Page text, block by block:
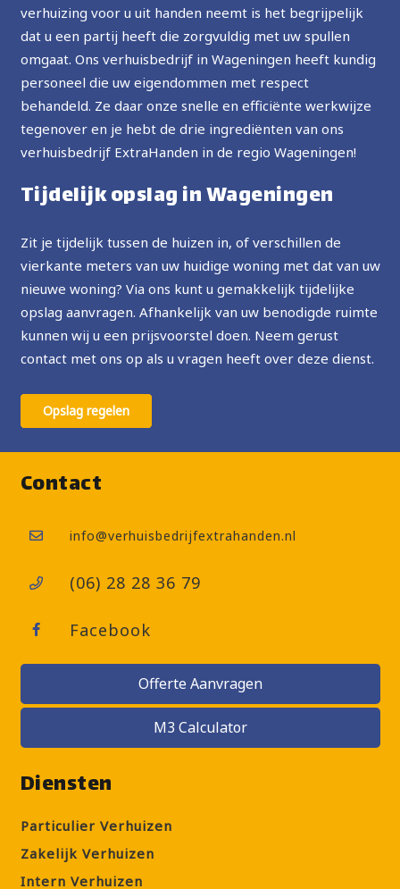
verhuizing voor u uit handen neemt is het begrijpelijk
dat u een partij heeft die zorgvuldig met uw spullen
omgaat. Ons verhuisbedrijf in Wageningen heeft kundig
personeel die uw eigendommen met respect
behandeld. Ze daar onze snelle en efficiënte werkwijze
tegenover en je hebt de drie ingrediënten van ons
verhuisbedrijf ExtraHanden in de regio Wageningen!
Tijdelijk opslag in Wageningen
Zit je tijdelijk tussen de huizen in, of verschillen de
vierkante meters van uw huidige woning met dat van uw
nieuwe woning? Via ons kunt u gemakkelijk tijdelijke
opslag aanvragen. Afhankelijk van uw benodigde ruimte
kunnen wij u een prijsvoorstel doen. Neem gerust
contact met ons op als u vragen heeft over deze dienst.
Opslag regelen
Contact
info@verhuisbedrijfextrahanden.nl
(06) 28 28 36 79
Facebook
Offerte Aanvragen
M3 Calculator
Diensten
Particulier Verhuizen
Zakelijk Verhuizen
Intern Verhuizen